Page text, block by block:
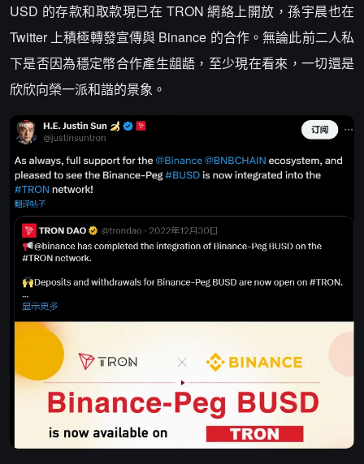
USD 的存款和取款現已在 TRON 網絡上開放，孫宇晨也在
Twitter 上積極轉發宣傳與 Binance 的合作。無論此前二人私
下是否因為穩定幣合作產生龃龉，至少現在看來，一切還是
欣欣向榮一派和諧的景象。